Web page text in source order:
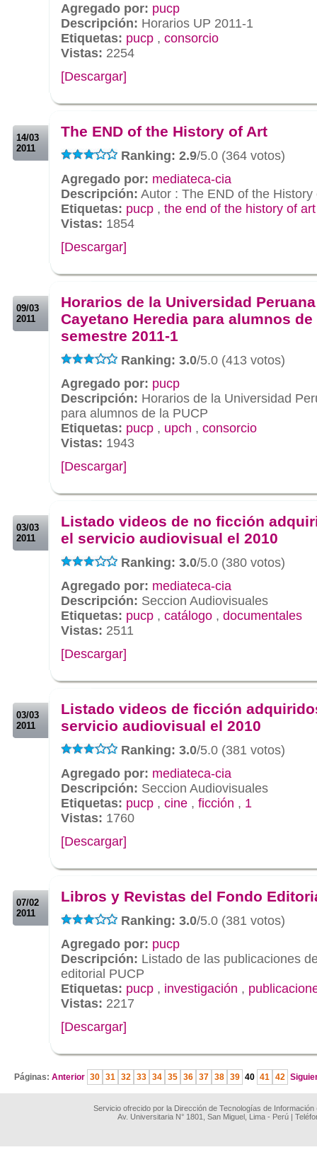
Agregado por: pucp
Descripción: Horarios UP 2011-1
Etiquetas: pucp , consorcio
Vistas: 2254
[Descargar]
14/03
2011
The END of the History of Art
Ranking: 2.9/5.0 (364 votos)
Agregado por: mediateca-cia
Descripción: Autor : The END of the History
Etiquetas: pucp , the end of the history of art
Vistas: 1854
[Descargar]
09/03
2011
Horarios de la Universidad Peruana
Cayetano Heredia para alumnos de
semestre 2011-1
Ranking: 3.0/5.0 (413 votos)
Agregado por: pucp
Descripción: Horarios de la Universidad
para alumnos de la PUCP
Etiquetas: pucp , upch , consorcio
Vistas: 1943
[Descargar]
03/03
2011
Listado videos de no ficción
el servicio audiovisual el 2010
Ranking: 3.0/5.0 (380 votos)
Agregado por: mediateca-cia
Descripción: Seccion Audiovisuales
Etiquetas: pucp , catálogo , documentales
Vistas: 2511
[Descargar]
03/03
2011
Listado videos de ficción
servicio audiovisual el 2010
Ranking: 3.0/5.0 (381 votos)
Agregado por: mediateca-cia
Descripción: Seccion Audiovisuales
Etiquetas: pucp , cine , ficción , 1
Vistas: 1760
[Descargar]
07/02
2011
Libros y Revistas del Fondo
Ranking: 3.0/5.0 (381 votos)
Agregado por: pucp
Descripción: Listado de las publicaciones
editorial PUCP
Etiquetas: pucp , investigación ,
Vistas: 2217
[Descargar]
Páginas: Anterior 30 31 32 33 34 35 36 37 38 39 40 41 42
Servicio ofrecido por la Dirección de Tecnologías de
Av. Universitaria N° 1801, San Miguel, Lima - Perú |